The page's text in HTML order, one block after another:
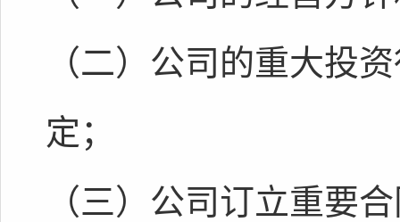
（二）公司的重大投
定；
（三）公司订立重要